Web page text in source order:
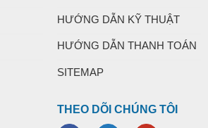
HƯỚNG DẪN KỸ THUẬT
HƯỚNG DẪN THANH TOÁN
SITEMAP
THEO DÕI CHÚNG TÔI